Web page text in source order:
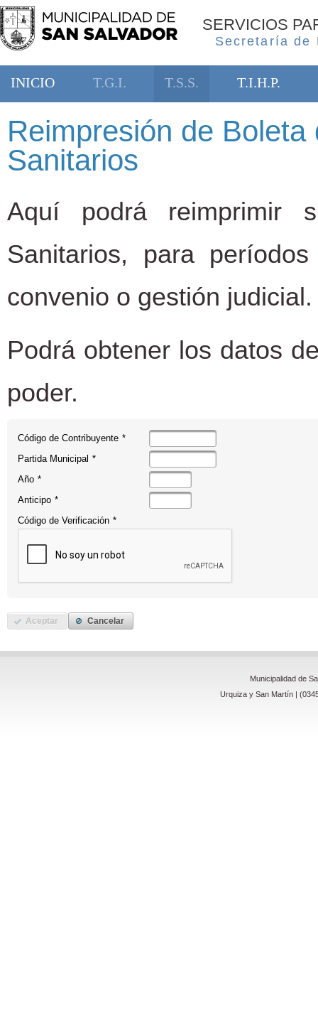
SERVICIOS
Secretaría de
INICIO T.G.I. T.S.S. T.I.H.P.
Reimpresión de
Sanitarios
Aquí podrá reimprimir
Sanitarios, para
convenio o gestión judicial.
Podrá obtener los datos
poder.
Código de Contribuyente *
Partida Municipal *
Año *
Anticipo *
Código de Verificación *
Aceptar Cancelar
Municipalidad de
Urquiza y San Martín |